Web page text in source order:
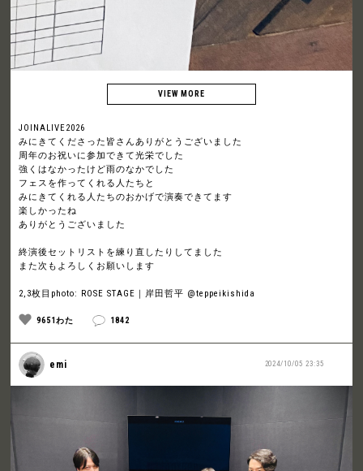
JOINALIVE2026
みにきてくださった皆さんありがとうございました
周年のお祝いに参加できて光栄でした
強くはなかったけど雨のなかでした
フェスを作ってくれる人たちと
みにきてくれる人たちのおかげで演奏できてます
楽しかったね
ありがとうございました
終演後セットリストを練り直したりしてました
また次もよろしくお願いします
2,3枚目photo: ROSE STAGE｜岸田哲平 @teppeikishida
9651わた 1842
2024/10/05 23:35
emi